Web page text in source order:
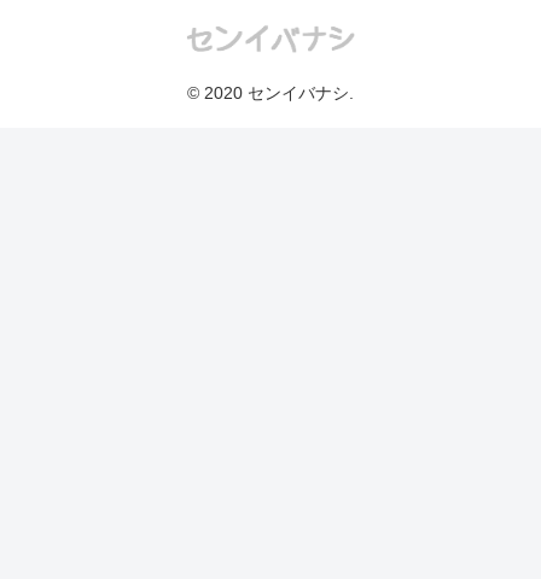
© 2020 センイバナシ.